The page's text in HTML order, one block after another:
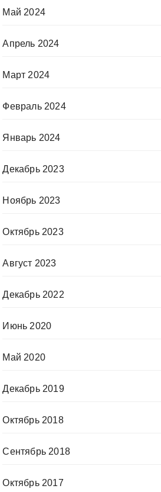
Май 2024
Апрель 2024
Март 2024
Февраль 2024
Январь 2024
Декабрь 2023
Ноябрь 2023
Октябрь 2023
Август 2023
Декабрь 2022
Июнь 2020
Май 2020
Декабрь 2019
Октябрь 2018
Сентябрь 2018
Октябрь 2017